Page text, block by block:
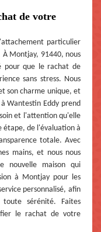
de votre
particulier
Montjay, 91440, nous
pour que le rachat de
sans stress. Nous
son charme unique, et
Wantestin Eddy prend
et l'attention qu'elle
étape, de l'évaluation à
totale. Avec
mains, et nous nous
nouvelle maison qui
à Montjay pour les
personnalisé, afin
sérénité. Faites
le rachat de votre